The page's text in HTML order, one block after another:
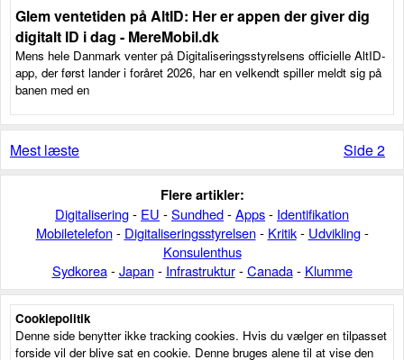
Glem ventetiden på AltID: Her er appen der giver dig
digitalt ID i dag - MereMobil.dk
Mens hele Danmark venter på Digitaliseringsstyrelsens officielle AltID-
app, der først lander i foråret 2026, har en velkendt spiller meldt sig på
banen med en
Side 2
Mest læste
Flere artikler:
Digitalisering- EU -Sundhed-Apps- Identifikation
Mobiletelefon- Digitaliseringsstyrelsen- Kritik- Udvikling-
Konsulenthus
Sydkorea-Japan- Infrastruktur-Canada- Klumme
Cookiepolitik
Denne side benytter ikke tracking cookies. Hvis du vælger en tilpasset
forside vil der blive sat en cookie. Denne bruges alene til at vise den